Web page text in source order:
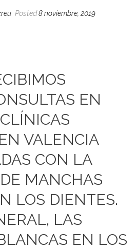
Posted8 noviembre, 2019
EN
VALENCIA
CON LA
MANCHAS
LOS DIENTES.
LAS
EN LOS